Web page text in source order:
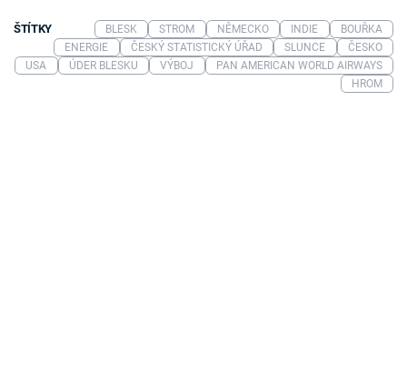
ŠTÍTKY BLESK STROM NĚMECKO INDIE
BOUŘKA
ENERGIE
ČESKÝ STATISTICKÝ ÚŘAD SLUNCE
ČESKO
USA
ÚDER BLESKU VÝBOJ
PAN AMERICAN WORLD AIRWAYS
HROM